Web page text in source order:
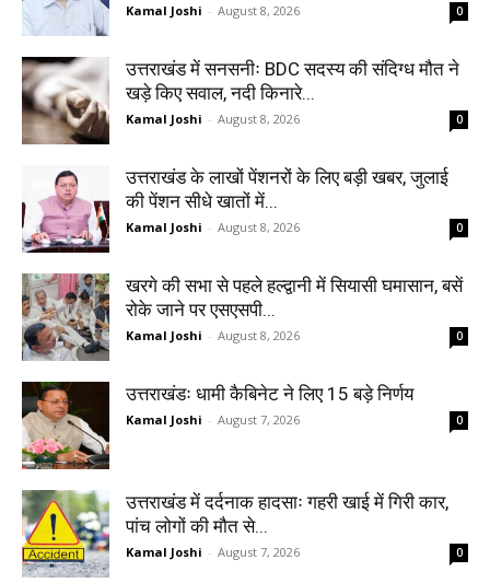
Kamal Joshi - August 8, 2026 0
उत्तराखंड में सनसनीः BDC सदस्य की संदिग्ध मौत ने
खड़े किए सवाल, नदी किनारे...
Kamal Joshi - August 8, 2026 0
उत्तराखंड के लाखों पेंशनरों के लिए बड़ी खबर, जुलाई
की पेंशन सीधे खातों में...
Kamal Joshi - August 8, 2026 0
खरगे की सभा से पहले हल्द्वानी में सियासी घमासान, बसें
रोके जाने पर एसएसपी...
Kamal Joshi - August 8, 2026 0
उत्तराखंडः धामी कैबिनेट ने लिए 15 बड़े निर्णय
Kamal Joshi - August 7, 2026 0
उत्तराखंड में दर्दनाक हादसाः गहरी खाई में गिरी कार,
पांच लोगों की मौत से...
Kamal Joshi - August 7, 2026 0